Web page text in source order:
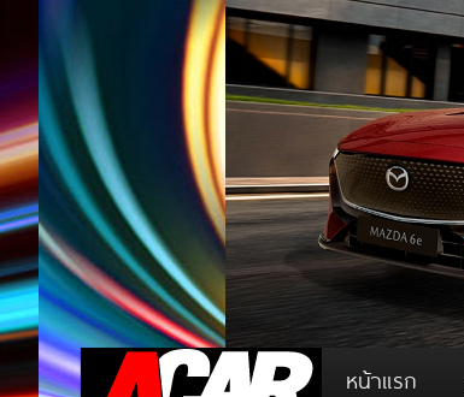
หน้าแรก